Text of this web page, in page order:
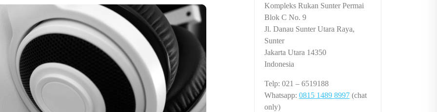
Kompleks Rukan Sunter Permai
Blok C No. 9
Jl. Danau Sunter Utara Raya,
Sunter
Jakarta Utara 14350
Indonesia
Telp: 021 – 6519188
Whatsapp: 0815 1489 8997 (chat
only)